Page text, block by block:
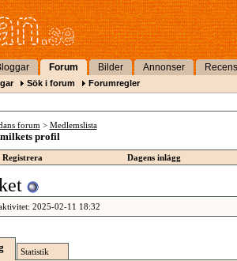
Forum Bilder Annonser
Sök i forum Forumregler
forum > Medlemslista
profil
Registrera Dagens inlägg
2025-02-11 18:32
Statistik